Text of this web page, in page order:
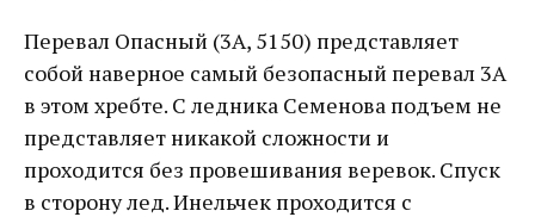
Перевал Опасный (3А, 5150) представляет
собой наверное самый безопасный перевал 3А
в этом хребте. С ледника Семенова подъем не
представляет никакой сложности и
проходится без провешивания веревок. Спуск
в сторону лед. Инельчек проходится с